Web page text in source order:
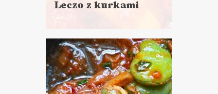
Leczo z kurkami
więcej
Czas przygotowania: 30 minut
DANIA GŁÓWNE